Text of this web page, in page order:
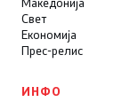
Свет
Економија
Прес-релис
ИНФО